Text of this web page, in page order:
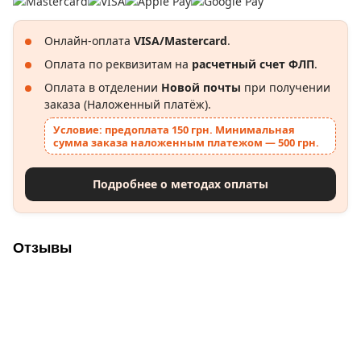
Онлайн-оплата VISA/Mastercard.
Оплата по реквизитам на расчетный счет ФЛП.
Оплата в отделении Новой почты при получении
заказа (Наложенный платёж).
Условие: предоплата 150 грн. Минимальная
сумма заказа наложенным платежом — 500 грн.
Подробнее о методах оплаты
Отзывы